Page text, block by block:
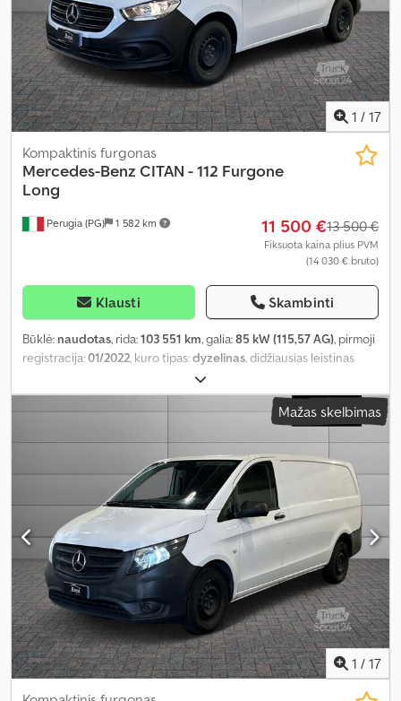
1 / 17
Perugia (PG) 1 582 km
Kompaktinis furgonas
Mercedes-Benz CITAN - 112 Furgone
Long
11 500 €13 500 €
Fiksuota kaina plius PVM
(14 030 € bruto)
Klausti Skambinti
Būklė: naudotas, rida:103 551 km, galia:85 kW (115,57 AG), pirmoji
registracija:01/2022, kuro tipas:dyzelinas, didžiausias leistinas
, ašių konfigūracija:4x2
mechaninis, emisijos klasė:Euro 6, pakaba:plienas, sėdimų vietų
skaičius:2, Įranga:oro kondicionavimas, vairo stiprintuvas,
Mažas skelbimas
1 / 17